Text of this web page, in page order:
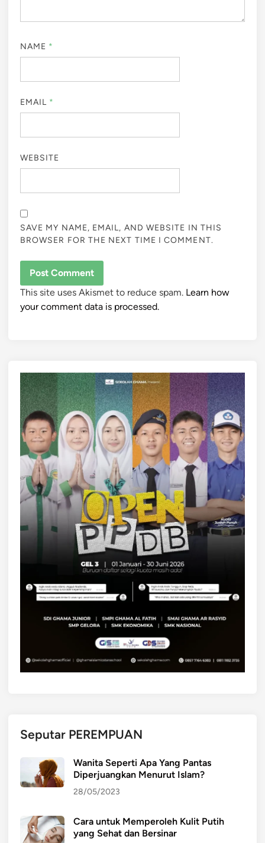
NAME *
EMAIL *
WEBSITE
SAVE MY NAME, EMAIL, AND WEBSITE IN THIS
BROWSER FOR THE NEXT TIME I COMMENT.
This site uses Akismet to reduce spam. Learn how
your comment data is processed.
Seputar PEREMPUAN
Wanita Seperti Apa Yang Pantas
Diperjuangkan Menurut Islam?
28/05/2023
Cara untuk Memperoleh Kulit Putih
yang Sehat dan Bersinar